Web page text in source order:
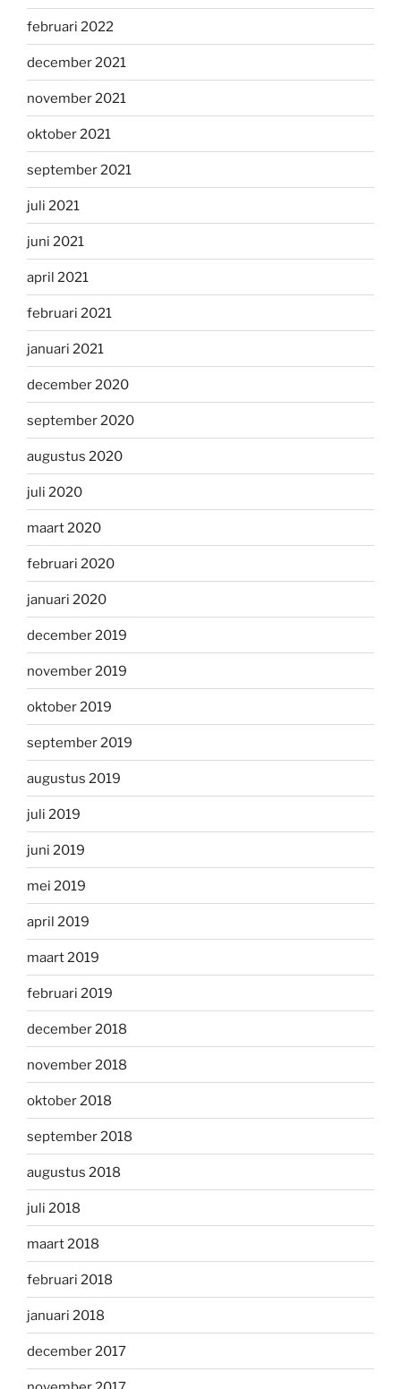
februari 2022
december 2021
november 2021
oktober 2021
september 2021
juli 2021
juni 2021
april 2021
februari 2021
januari 2021
december 2020
september 2020
augustus 2020
juli 2020
maart 2020
februari 2020
januari 2020
december 2019
november 2019
oktober 2019
september 2019
augustus 2019
juli 2019
juni 2019
mei 2019
april 2019
maart 2019
februari 2019
december 2018
november 2018
oktober 2018
september 2018
augustus 2018
juli 2018
maart 2018
februari 2018
januari 2018
december 2017